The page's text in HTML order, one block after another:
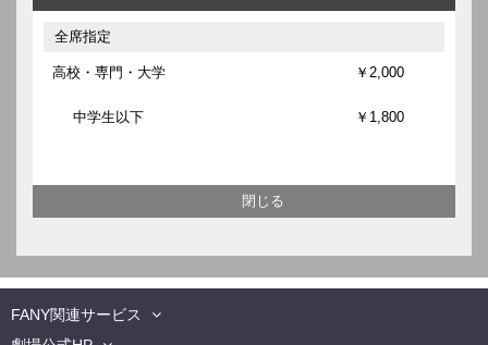
全席指定
高校・専門・大学 ￥2,000
中学生以下 ￥1,800
FANY関連サービス